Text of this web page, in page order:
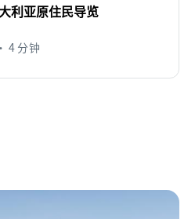
利亚原住民导览
4 分钟